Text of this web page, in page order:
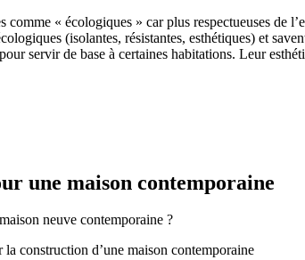
comme « écologiques » car plus respectueuses de
(isolantes, résistantes, esthétiques) et
servir de base à certaines habitations. Leur
une maison contemporaine
neuve contemporaine ?
construction d’une maison contemporaine